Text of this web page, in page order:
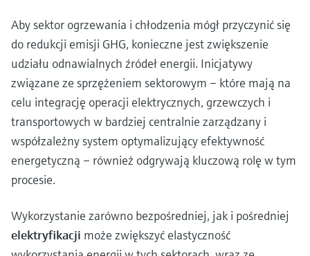
Aby sektor ogrzewania i chłodzenia mógł przyczynić się
do redukcji emisji GHG, konieczne jest zwiększenie
udziału odnawialnych źródeł energii. Inicjatywy
związane ze sprzężeniem sektorowym – które mają na
celu integrację operacji elektrycznych, grzewczych i
transportowych w bardziej centralnie zarządzany i
współzależny system optymalizujący efektywność
energetyczną – również odgrywają kluczową rolę w tym
procesie.
Wykorzystanie zarówno bezpośredniej, jak i pośredniej
elektryfikacji może zwiększyć elastyczność